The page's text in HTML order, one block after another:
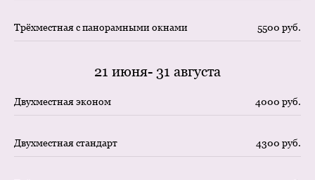
Трёхместная с панорамными окнами 5500 руб.
21 июня- 31 августа
Двухместная эконом 4000 руб.
Двухместная стандарт 4300 руб.